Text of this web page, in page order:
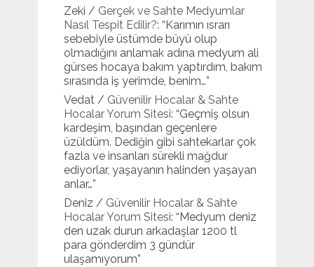
Zeki / Gerçek ve Sahte Medyumlar
Nasıl Tespit Edilir?: “ Karımın ısrarı
sebebiyle üstümde büyü olup
olmadığını anlamak adına medyum ali
gürses hocaya bakım yaptırdım, bakım
sırasında iş yerimde, benim…”
Vedat/ Güvenilir Hocalar & Sahte
Hocalar Yorum Sitesi: “Geçmiş olsun
kardeşim, başından geçenlere
üzüldüm. Dediğin gibi sahtekarlar çok
fazla ve insanları sürekli mağdur
ediyorlar, yaşayanın halinden yaşayan
anlar…”
Deniz / Güvenilir Hocalar & Sahte
Hocalar Yorum Sitesi: “ Medyum deniz
den uzak durun arkadaşlar 1200 tl
para gönderdim 3 gündür
ulaşamıyorum”